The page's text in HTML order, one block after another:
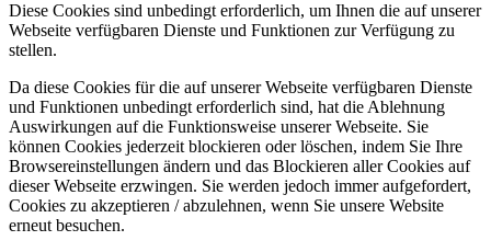
Diese Cookies sind unbedingt erforderlich, um Ihnen die auf unserer
Webseite verfügbaren Dienste und Funktionen zur Verfügung zu
stellen.
Da diese Cookies für die auf unserer Webseite verfügbaren Dienste
und Funktionen unbedingt erforderlich sind, hat die Ablehnung
Auswirkungen auf die Funktionsweise unserer Webseite. Sie
können Cookies jederzeit blockieren oder löschen, indem Sie Ihre
Browsereinstellungen ändern und das Blockieren aller Cookies auf
dieser Webseite erzwingen. Sie werden jedoch immer aufgefordert,
Cookies zu akzeptieren / abzulehnen, wenn Sie unsere Website
erneut besuchen.